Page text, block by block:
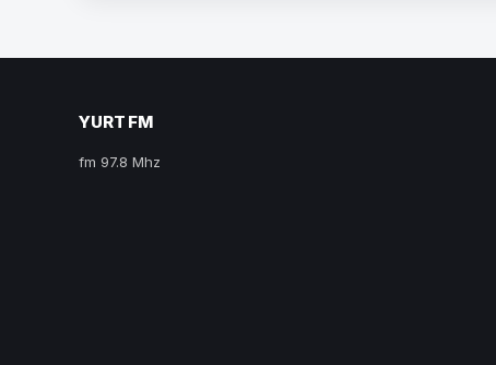
YURT FM
fm 97.8 Mhz